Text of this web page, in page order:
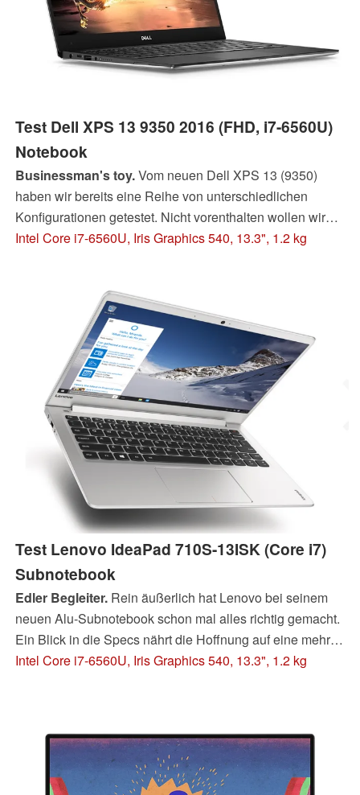
Test Dell XPS 13 9350 2016 (FHD, i7-6560U)
Notebook
Businessman's toy.Vom neuen Dell XPS 13 (9350)
haben wir bereits eine Reihe von unterschiedlichen
Konfigurationen getestet. Nicht vorenthalten wollen wir
Ihnen auch die uns aktuell vorliegende Variante mit Intel
In diesem Update widmen wir uns intensiv der
vieldiskutierten CABC-Problematik beim XPS 13 mit
FHD-Display.
Intel Core i7-6560U, Iris Graphics 540, 13.3", 1.2 kg
Test Lenovo IdeaPad 710S-13ISK (Core i7)
Subnotebook
Edler Begleiter.Rein äußerlich hat Lenovo bei seinem
neuen Alu-Subnotebook schon mal alles richtig gemacht.
Ein Blick in die Specs nährt die Hoffnung auf eine mehr
als angemessene Performance, offenbart aber auch die
Intel Core i7-6560U, Iris Graphics 540, 13.3", 1.2 kg